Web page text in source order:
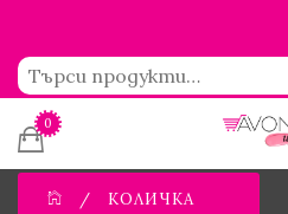
0
/ КОЛИЧКА